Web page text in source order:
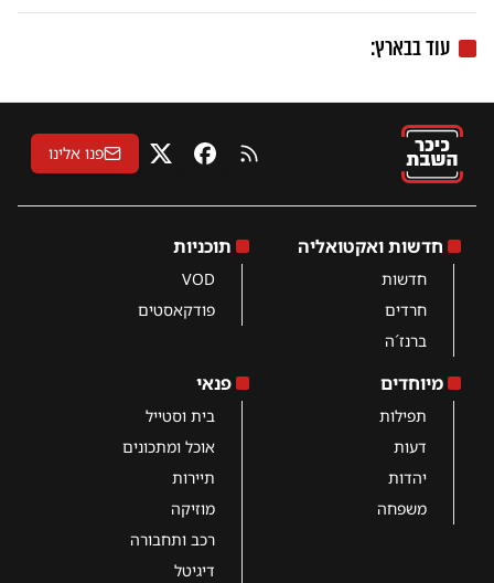
עוד בבארץ:
RSS פייסבוקX פנו אלינו
חדשות ואקטואליה
חדשות
חרדים
ברנז´ה
תוכניות
VOD
פודקאסטים
מיוחדים
תפילות
דעות
יהדות
משפחה
פנאי
בית וסטייל
אוכל ומתכונים
תיירות
מוזיקה
רכב ותחבורה
דיגיטל